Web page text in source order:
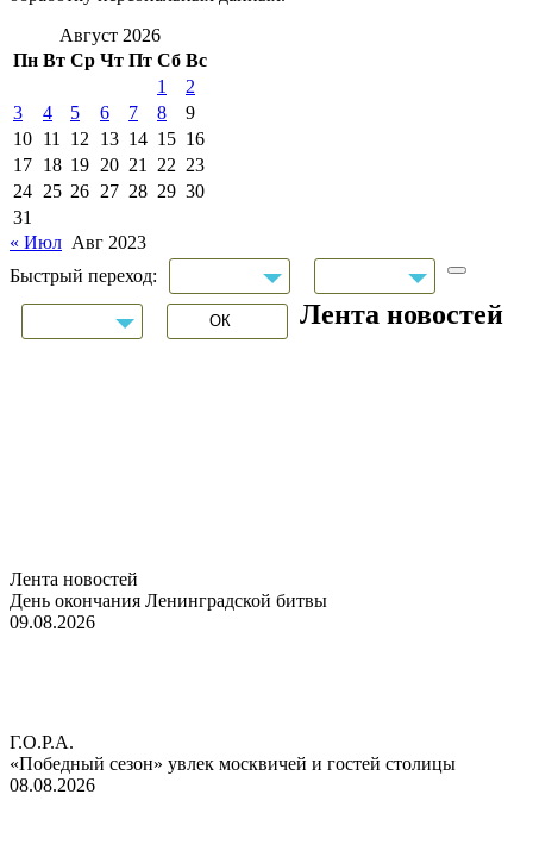
Август 2026
Пн Вт Ср Чт Пт Сб Вс
1
2
3
4 5 6 7 8
9
10 11 12 13 14 15 16
17 18 19 20 21 22 23
24 25 26 27 28 29 30
31
« Июл Авг 2023
Быстрый переход:
Лента новостей
Лента новостей
День окончания Ленинградской битвы
09.08.2026
Г.О.Р.А.
«Победный сезон» увлек москвичей и гостей столицы
08.08.2026